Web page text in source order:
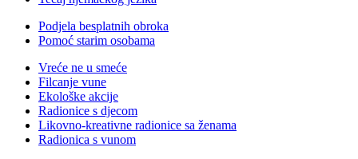
Podjela besplatnih obroka
Pomoć starim osobama
Vreće ne u smeće
Filcanje vune
Ekološke akcije
Radionice s djecom
Likovno-kreativne radionice sa ženama
Radionica s vunom